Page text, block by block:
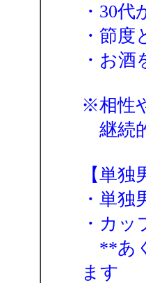
・30
・節
・お
※相性
継続
【単
・単
・カ
**あ
ます